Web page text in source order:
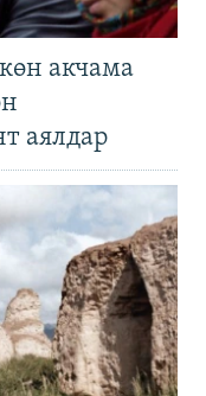
акчама
аялдар